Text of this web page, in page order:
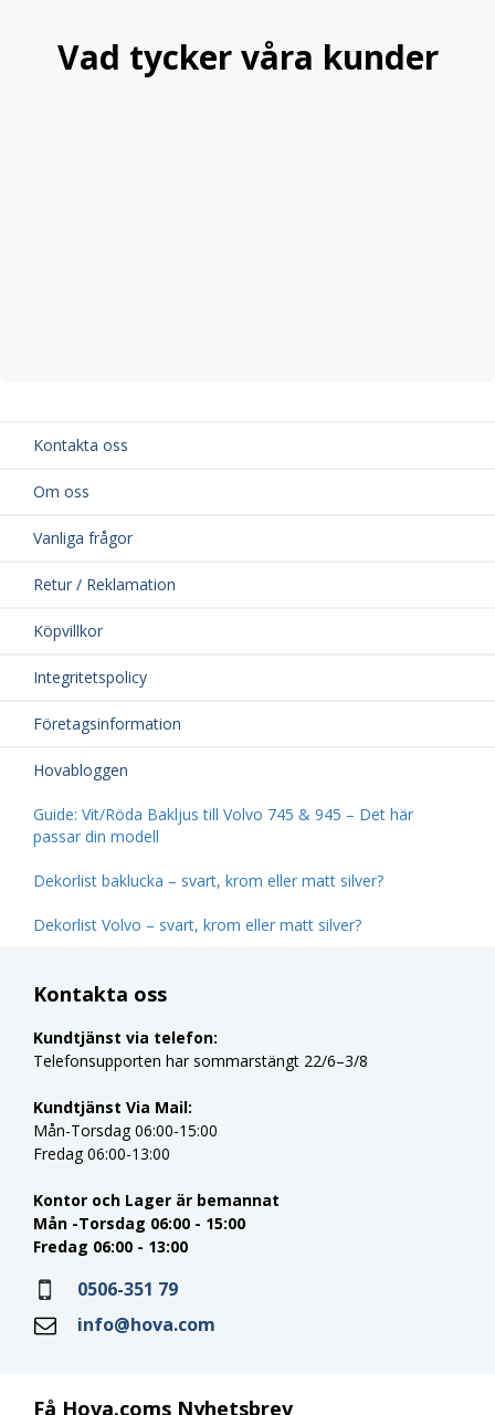
Vad tycker våra kunder
Kontakta oss
Om oss
Vanliga frågor
Retur / Reklamation
Köpvillkor
Integritetspolicy
Företagsinformation
Hovabloggen
Guide: Vit/Röda Bakljus till Volvo 745 & 945 – Det här
passar din modell
Dekorlist baklucka – svart, krom eller matt silver?
Dekorlist Volvo – svart, krom eller matt silver?
Få Hova.coms Nyhetsbrev
Kontakta oss
Kundtjänst via telefon:
Telefonsupporten har sommarstängt 22/6–3/8
Kundtjänst Via Mail:
Mån-Torsdag 06:00-15:00
Fredag 06:00-13:00
Kontor och Lager är bemannat
Mån -Torsdag 06:00 - 15:00
Fredag 06:00 - 13:00
0506-351 79
info@hova.com